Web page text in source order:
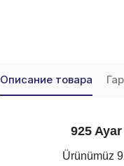
Описание товара
925
Ürünümüz